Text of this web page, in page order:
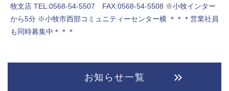
牧支店 TEL:0568-54-5507 FAX:0568-54-5508 ※小牧インター
から5分 ※小牧市西部コミュニティーセンター横 ＊＊＊営業社員
も同時募集中＊＊＊
お知らせ一覧